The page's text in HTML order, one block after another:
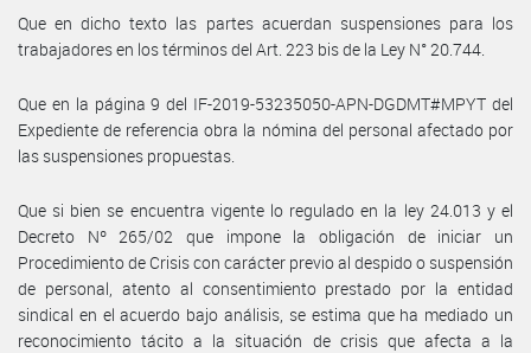
Que en dicho texto las partes acuerdan suspensiones para los
trabajadores en los términos del Art. 223 bis de la Ley N° 20.744.
Que en la página 9 del IF-2019-53235050-APN-DGDMT#MPYT del
Expediente de referencia obra la nómina del personal afectado por
las suspensiones propuestas.
Que si bien se encuentra vigente lo regulado en la ley 24.013 y el
Decreto Nº 265/02 que impone la obligación de iniciar un
Procedimiento de Crisis con carácter previo al despido o suspensión
de personal, atento al consentimiento prestado por la entidad
sindical en el acuerdo bajo análisis, se estima que ha mediado un
reconocimiento tácito a la situación de crisis que afecta a la